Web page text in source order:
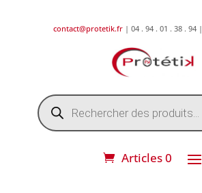
contact@protetik.fr | 04 . 94 . 01 . 38 . 94 |
Recherche
de
produits
Articles 0